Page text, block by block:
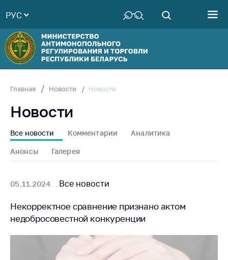
Руководство
Структура
Министерства
Территориальные
Законодательство
Антикоррупционная
деятельность
совет
Соискателям
Награждения
Белорусская
универсальная
РУС
Главная Новости Новости
Новости
Все новости Комментарии Аналитика
Анонсы Галерея
05.11.2024 Все новости
Некорректное сравнение признано актом
недобросовестной конкуренции